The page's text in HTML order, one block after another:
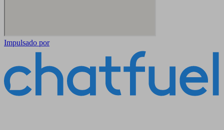
Impulsado por